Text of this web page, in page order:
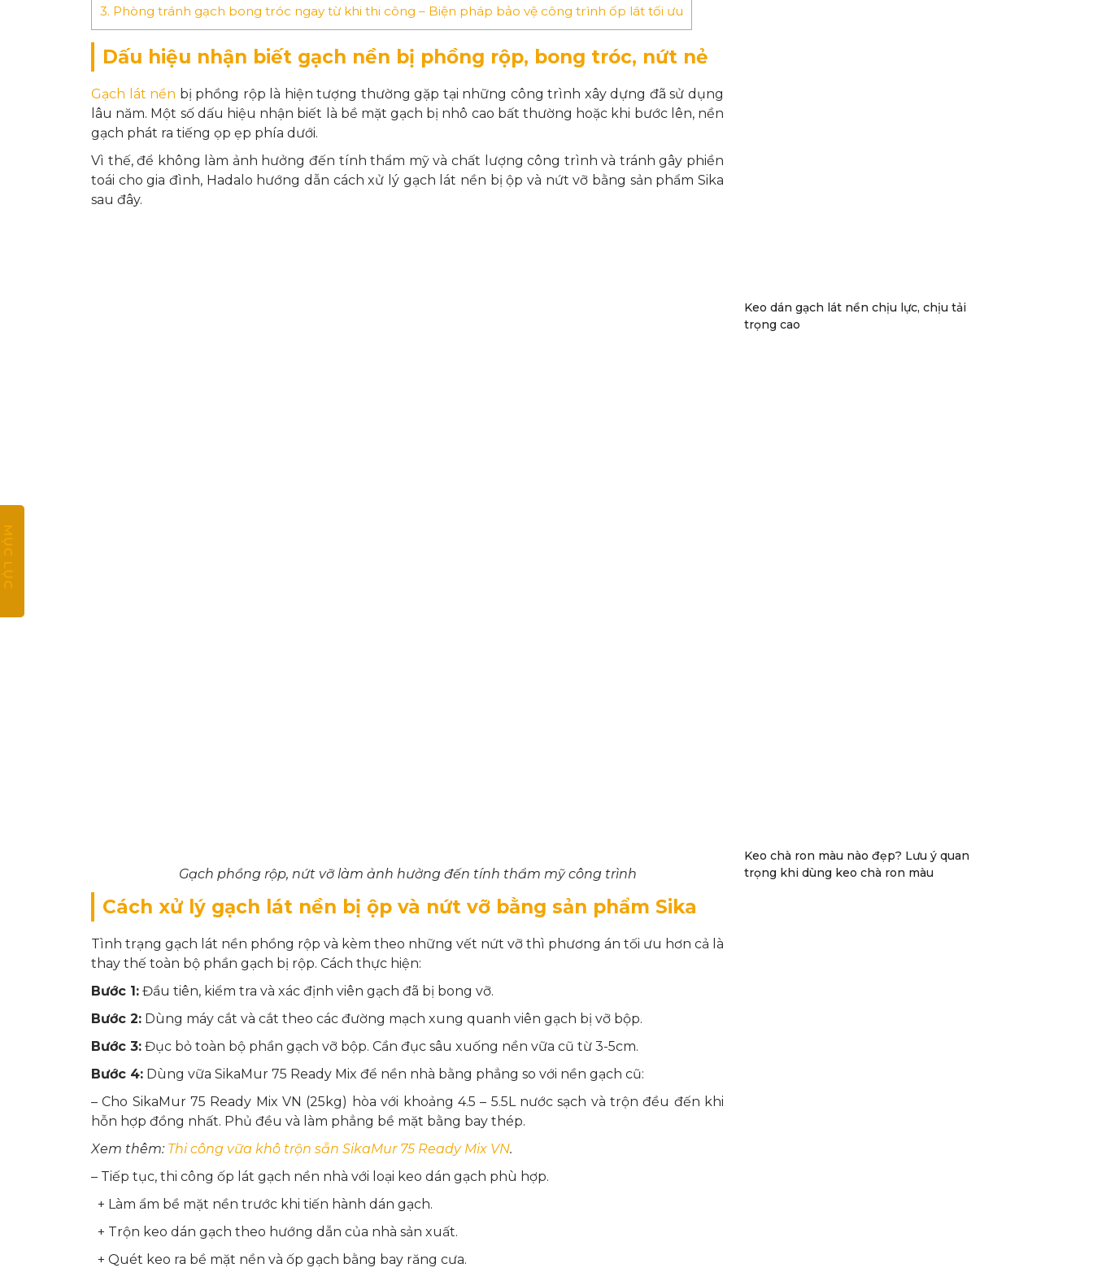
3. Phòng tránh gạch bong tróc ngay từ khi thi công – Biện pháp bảo vệ công trình ốp lát tối ưu
Dấu hiệu nhận biết gạch nền bị phồng rộp, bong tróc, nứt nẻ
Gạch lát nền bị phồng rộp là hiện tượng thường gặp tại những công trình xây dựng đã sử dụng
lâu năm. Một số dấu hiệu nhận biết là bề mặt gạch bị nhô cao bất thường hoặc khi bước lên, nền
gạch phát ra tiếng ọp ẹp phía dưới.
Vì thế, để không làm ảnh hưởng đến tính thẩm mỹ và chất lượng công trình và tránh gây phiền
toái cho gia đình, Hadalo hướng dẫn cách xử lý gạch lát nền bị ộp và nứt vỡ bằng sản phẩm Sika
sau đây.
Gạch phồng rộp, nứt vỡ làm ảnh hưởng đến tính thẩm mỹ công trình
Cách xử lý gạch lát nền bị ộp và nứt vỡ bằng sản phẩm Sika
Tình trạng gạch lát nền phồng rộp và kèm theo những vết nứt vỡ thì phương án tối ưu hơn cả là
thay thế toàn bộ phần gạch bị rộp. Cách thực hiện:
Bước 1: Đầu tiên, kiểm tra và xác định viên gạch đã bị bong vỡ.
Bước 2: Dùng máy cắt và cắt theo các đường mạch xung quanh viên gạch bị vỡ bộp.
Bước 3: Đục bỏ toàn bộ phần gạch vỡ bộp. Cần đục sâu xuống nền vữa cũ từ 3-5cm.
Bước 4: Dùng vữa SikaMur 75 Ready Mix để nền nhà bằng phẳng so với nền gạch cũ:
– Cho SikaMur 75 Ready Mix VN (25kg) hòa với khoảng 4.5 – 5.5L nước sạch và trộn đều đến khi
hỗn hợp đồng nhất. Phủ đều và làm phẳng bề mặt bằng bay thép.
Xem thêm: Thi công vữa khô trộn sẵn SikaMur 75 Ready Mix VN.
– Tiếp tục, thi công ốp lát gạch nền nhà với loại keo dán gạch phù hợp.
+ Làm ẩm bề mặt nền trước khi tiến hành dán gạch.
+ Trộn keo dán gạch theo hướng dẫn của nhà sản xuất.
+ Quét keo ra bề mặt nền và ốp gạch bằng bay răng cưa.
MỤC LỤC
Keo dán gạch lát nền chịu lực, chịu tải
trọng cao
Keo chà ron màu nào đẹp? Lưu ý quan
trọng khi dùng keo chà ron màu